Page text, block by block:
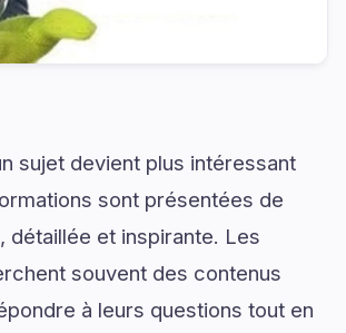
sujet devient plus intéressant
sont présentées de
détaillée et inspirante. Les
souvent des contenus
à leurs questions tout en